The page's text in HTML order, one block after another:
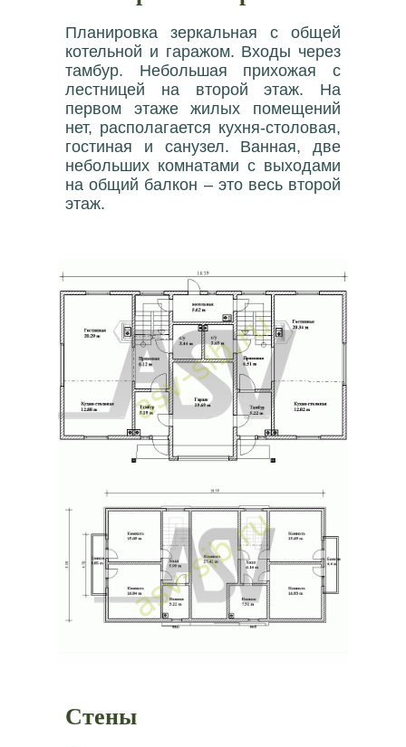
Планировка зеркальная с общей
котельной и гаражом. Входы через
тамбур. Небольшая прихожая с
лестницей на второй этаж. На
первом этаже жилых помещений
нет, располагается кухня-столовая,
гостиная и санузел. Ванная, две
небольших комнатами с выходами
на общий балкон – это весь второй
этаж.
Стены